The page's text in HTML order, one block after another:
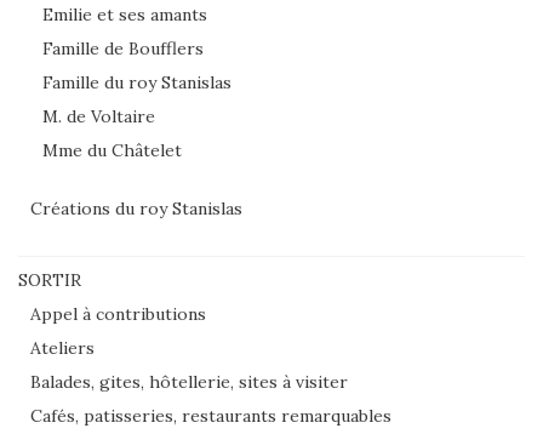
Emilie et ses amants
Famille de Boufflers
Famille du roy Stanislas
M. de Voltaire
Mme du Châtelet
Créations du roy Stanislas
SORTIR
Appel à contributions
Ateliers
Balades, gites, hôtellerie, sites à visiter
Cafés, patisseries, restaurants remarquables